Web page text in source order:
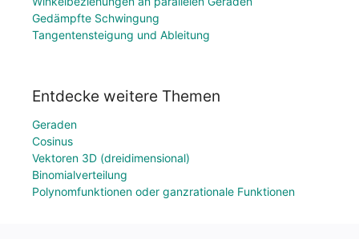
Gedämpfte Schwingung
Tangentensteigung und Ableitung
Entdecke weitere Themen
Geraden
Cosinus
Vektoren 3D (dreidimensional)
Binomialverteilung
Polynomfunktionen oder ganzrationale Funktionen